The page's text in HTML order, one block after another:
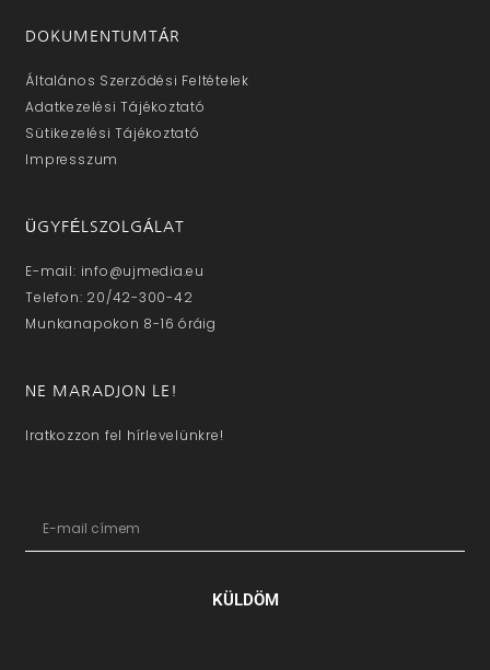
DOKUMENTUMTÁR
Általános Szerződési Feltételek
Adatkezelési Tájékoztató
Sütikezelési Tájékoztató
Impresszum
ÜGYFÉLSZOLGÁLAT
E-mail: info@ujmedia.eu
Telefon: 20/42-300-42
Munkanapokon 8-16 óráig
NE MARADJON LE!
Iratkozzon fel hírlevelünkre!
KÜLDÖM